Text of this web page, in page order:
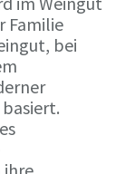
Familie
bei